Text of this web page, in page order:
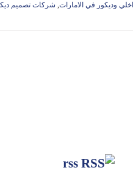
وديكور في الامارات, شركات تصميم
rss